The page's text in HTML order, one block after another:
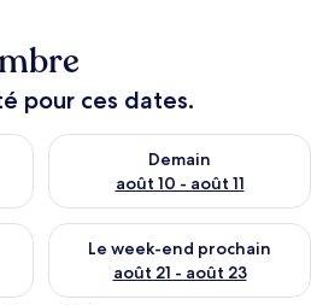
pour ces dates.
soir août 9 - août 10
Demain
août 10 - août 11
Vérifier la disponibilité pour
week-end août 14 - août 16
Le week-end prochain
août 21 - août 23
Vérifier la disponibilité pour